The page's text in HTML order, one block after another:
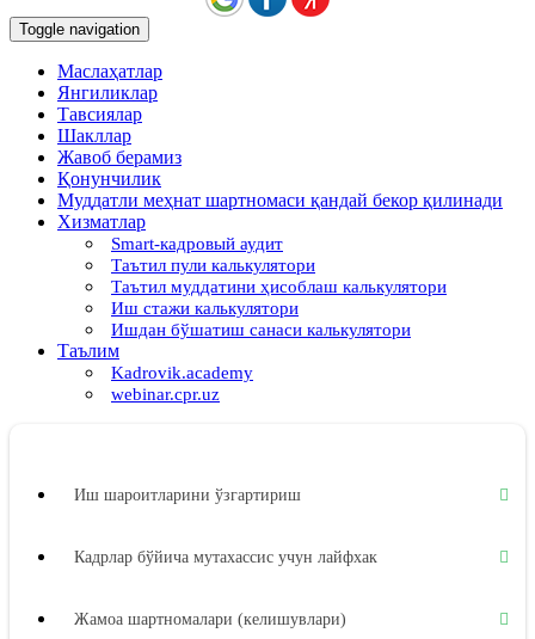
Toggle navigation
Маслаҳатлар
Янгиликлар
Тавсиялар
Шакллар
Жавоб берамиз
Қонунчилик
Муддатли меҳнат шартномаси қандай бекор қилинади
Хизматлар
Smart-кадровый аудит
Таътил пули калькулятори
Таътил муддатини ҳисоблаш калькулятори
Иш стажи калькулятори
Ишдан бўшатиш санаси калькулятори
Таълим
Kadrovik.academy
webinar.cpr.uz
Иш шароитларини ўзгартириш
Кадрлар бўйича мутахассис учун лайфхак
Жамоа шартномалари (келишувлари)